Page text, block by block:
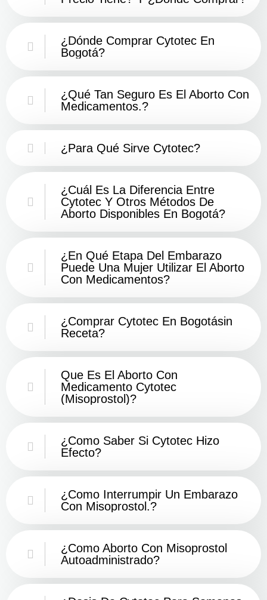
¿Dónde Comprar Cytotec En
Bogotá?
¿Qué Tan Seguro Es El Aborto Con
Medicamentos.?
¿Para Qué Sirve Cytotec?
¿Cuál Es La Diferencia Entre
Cytotec Y Otros Métodos De
Aborto Disponibles En Bogotá?
¿En Qué Etapa Del Embarazo
Puede Una Mujer Utilizar El Aborto
Con Medicamentos?
¿Comprar Cytotec En Bogotásin
Receta?
Que Es El Aborto Con
Medicamento Cytotec
(misoprostol)?
¿Como Saber Si Cytotec Hizo
Efecto?
¿como Interrumpir Un Embarazo
Con Misoprostol.?
¿Como Aborto Con Misoprostol
Autoadministrado?